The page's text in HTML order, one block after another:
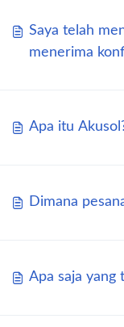
Saya telah
menerima
Apa itu
Dimana
Apa saja yang